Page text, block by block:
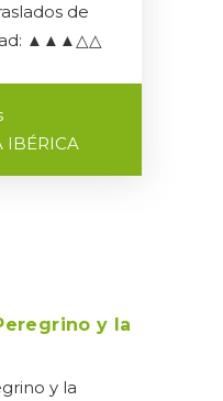
de
▲▲▲△△
IBÉRICA
y la
y la